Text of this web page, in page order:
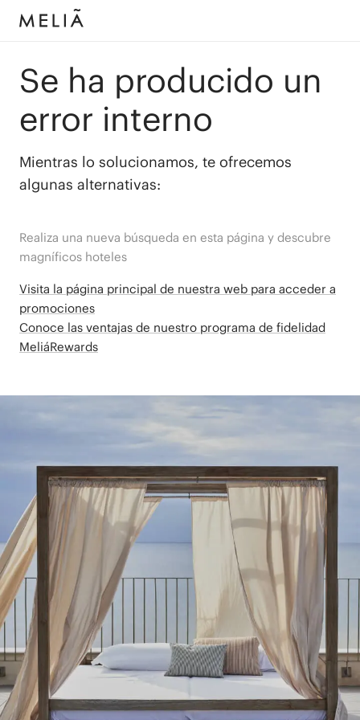
Se ha producido un
error interno
Mientras lo solucionamos, te ofrecemos
algunas alternativas:
Realiza una nueva búsqueda en esta página y descubre
magníficos hoteles
Visita la página principal de nuestra web para acceder a
promociones
Conoce las ventajas de nuestro programa de fidelidad
MeliáRewards